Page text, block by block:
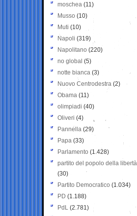
moschea (11)
Musso (10)
Muti (10)
Napoli (319)
Napolitano (220)
no global (5)
notte bianca (3)
Nuovo Centrodestra (2)
Obama (11)
olimpiadi (40)
Oliveri (4)
Pannella (29)
Papa (33)
Parlamento (1.428)
partito del popolo della libertà
(30)
Partito Democratico (1.034)
PD (1.188)
PdL (2.781)